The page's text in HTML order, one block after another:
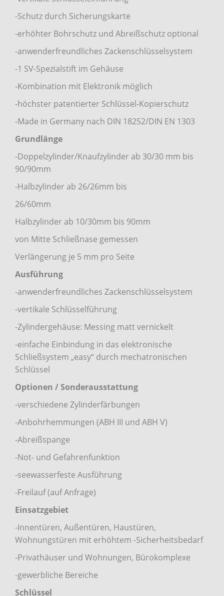
-Schutz durch Sicherungskarte
-erhöhter Bohrschutz und Abreißschutz optional
-anwenderfreundliches Zackenschlüsselsystem
-1 SV-Spezialstift im Gehäuse
-Kombination mit Elektronik möglich
-höchster patentierter Schlüssel-Kopierschutz
-Made in Germany nach DIN 18252/DIN EN 1303
Grundlänge
-Doppelzylinder/Knaufzylinder ab 30/30 mm bis
90/90mm
-Halbzylinder ab 26/26mm bis
26/60mm
Halbzylinder ab 10/30mm bis 90mm
von Mitte Schließnase gemessen
Verlängerung je 5 mm pro Seite
Ausführung
-anwenderfreundliches Zackenschlüsselsystem
-vertikale Schlüsselführung
-Zylindergehäuse: Messing matt vernickelt
-einfache Einbindung in das elektronische
Schließsystem „easy“ durch mechatronischen
Schlüssel
Optionen / Sonderausstattung
-verschiedene Zylinderfärbungen
-Anbohrhemmungen (ABH III und ABH V)
-Abreißspange
-Not- und Gefahrenfunktion
-seewasserfeste Ausführung
-Freilauf (auf Anfrage)
Einsatzgebiet
-Innentüren, Außentüren, Haustüren,
Wohnungstüren mit erhöhtem -Sicherheitsbedarf
-Privathäuser und Wohnungen, Bürokomplexe
-gewerbliche Bereiche
Schlüssel